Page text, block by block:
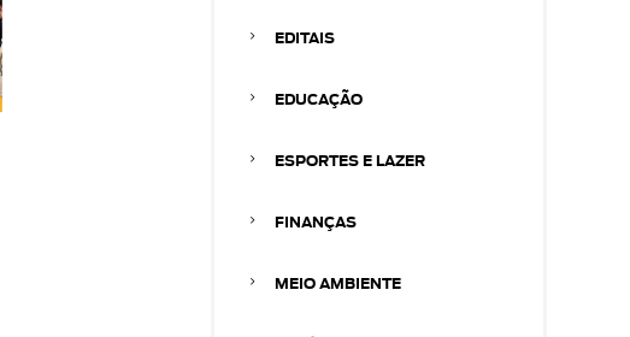
EDITAIS
EDUCAÇÃO
ESPORTES E LAZER
FINANÇAS
MEIO AMBIENTE